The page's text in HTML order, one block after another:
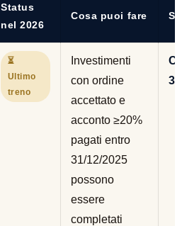
Status
nel 2026
Cosa puoi fare
⏳
Ultimo
treno
Investimenti
con ordine
accettato e
acconto ≥20%
pagati entro
31/12/2025
possono
essere
completati